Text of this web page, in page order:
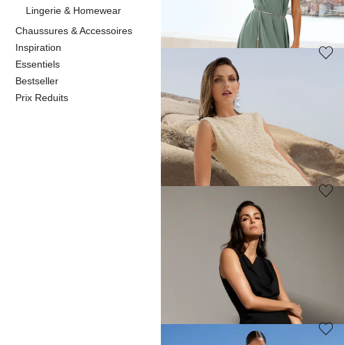
Lingerie & Homewear
Chaussures & Accessoires
Inspiration
Essentiels
Bestseller
Prix Reduits
Meilleur prix sous 30 jours**: 129,95 € (-7%)
MADELEINE
Robe
139,95 €239,95 €
MADELEINE
139,95 €
Meilleur prix sous 30 jours**: 99,95 €